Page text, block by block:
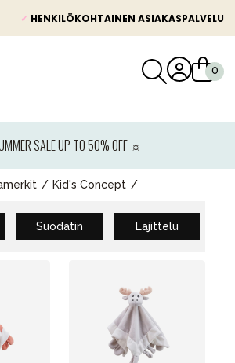
✓ HENKILÖKOHTAINEN ASIAKASPALVELU
SALE UP TO 50% OFF ☼
Kid's Concept
Suodatin Lajittelu
Lastenvaunut
turvaistuimet
paketti
Lapsi & vauva
& vuodevaatteet